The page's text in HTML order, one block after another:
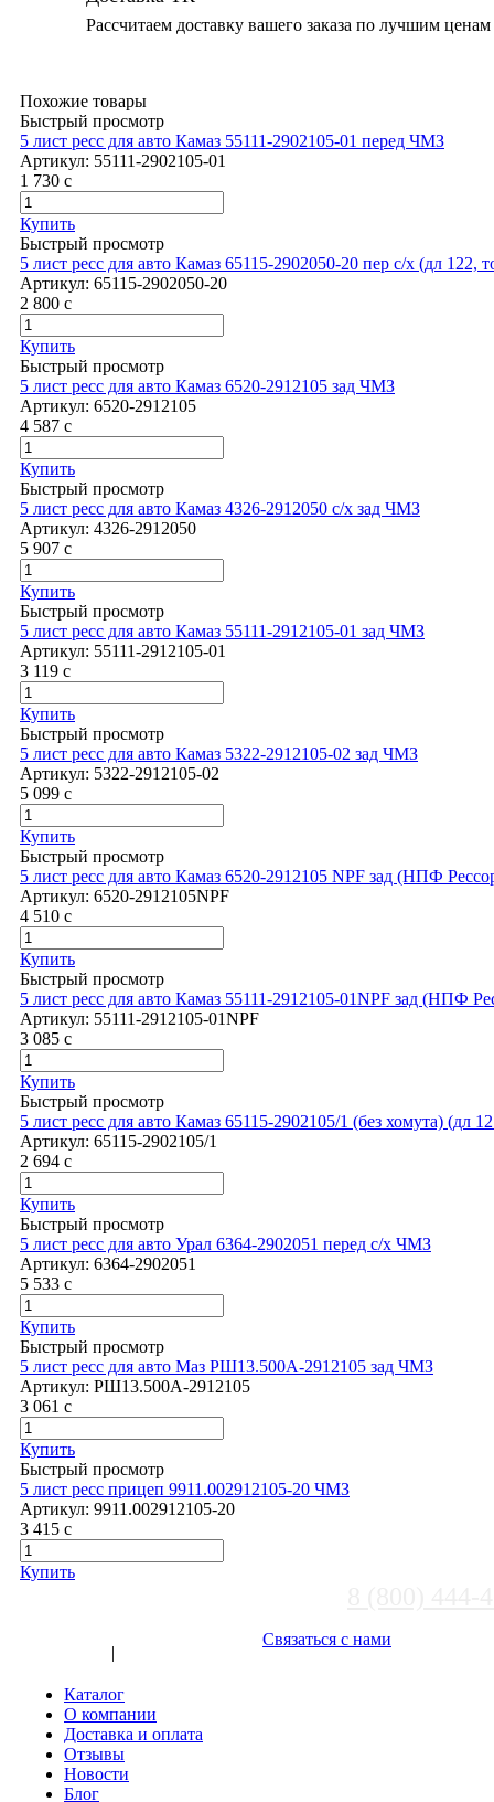
Рассчитаем доставку вашего заказа по лучшим ценам
Похожие товары
Быстрый просмотр
5 лист ресс для авто Камаз 55111-2902105-01 перед ЧМЗ
Артикул: 55111-2902105-01
1 730 c
Купить
Быстрый просмотр
5 лист ресс для авто Камаз 65115-2902050-20 пер с/х (дл
Артикул: 65115-2902050-20
2 800 c
Купить
Быстрый просмотр
5 лист ресс для авто Камаз 6520-2912105 зад ЧМЗ
Артикул: 6520-2912105
4 587 c
Купить
Быстрый просмотр
5 лист ресс для авто Камаз 4326-2912050 с/х зад ЧМЗ
Артикул: 4326-2912050
5 907 c
Купить
Быстрый просмотр
5 лист ресс для авто Камаз 55111-2912105-01 зад ЧМЗ
Артикул: 55111-2912105-01
3 119 c
Купить
Быстрый просмотр
5 лист ресс для авто Камаз 5322-2912105-02 зад ЧМЗ
Артикул: 5322-2912105-02
5 099 c
Купить
Быстрый просмотр
5 лист ресс для авто Камаз 6520-2912105 NPF зад (НПФ
Артикул: 6520-2912105NPF
4 510 c
Купить
Быстрый просмотр
5 лист ресс для авто Камаз 55111-2912105-01NPF зад (НПФ
Артикул: 55111-2912105-01NPF
3 085 c
Купить
Быстрый просмотр
5 лист ресс для авто Камаз 65115-2902105/1 (без хомута) (дл
Артикул: 65115-2902105/1
2 694 c
Купить
Быстрый просмотр
5 лист ресс для авто Урал 6364-2902051 перед с/х ЧМЗ
Артикул: 6364-2902051
5 533 c
Купить
Быстрый просмотр
5 лист ресс для авто Маз РШ13.500А-2912105 зад ЧМЗ
Артикул: РШ13.500А-2912105
3 061 c
Купить
Быстрый просмотр
5 лист ресс прицеп 9911.002912105-20 ЧМЗ
Артикул: 9911.002912105-20
3 415 c
Купить
|
Связаться с нами
Каталог
О компании
Доставка и оплата
Отзывы
Новости
Блог